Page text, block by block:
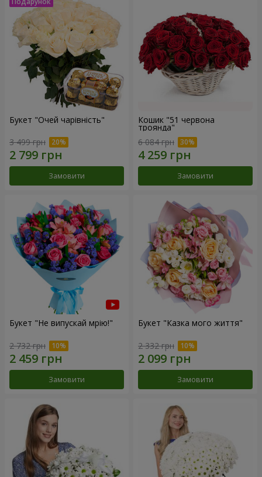
Букет "Очей чарівність"
3 499 грн
Замовити
Кошик "51 червона
троянда"
6 084 грн
Замовити
Букет "Не випускай мрію!"
2 732 грн
Замовити
Букет "Казка мого життя"
2 332 грн
Замовити